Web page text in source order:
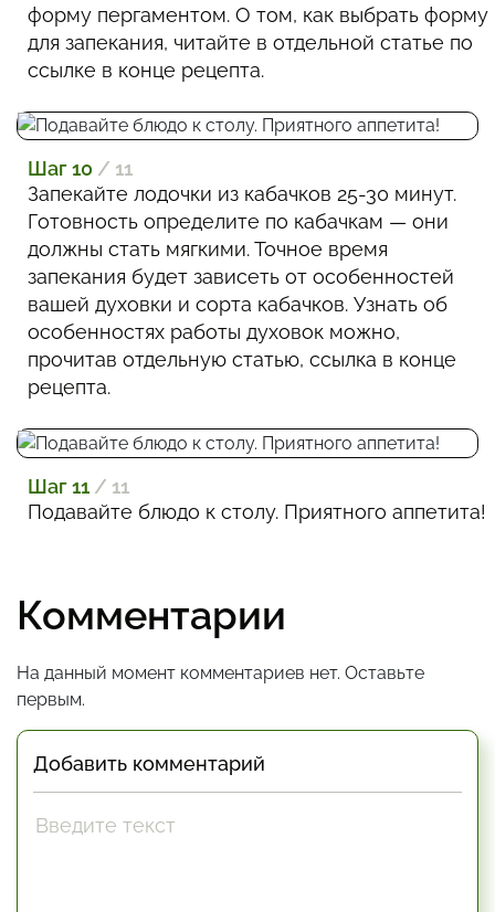
форму пергаментом. О том, как выбрать форму
для запекания, читайте в отдельной статье по
ссылке в конце рецепта.
Шаг 10 / 11
Запекайте лодочки из кабачков 25-30 минут.
Готовность определите по кабачкам — они
должны стать мягкими. Точное время
запекания будет зависеть от особенностей
вашей духовки и сорта кабачков. Узнать об
особенностях работы духовок можно,
прочитав отдельную статью, ссылка в конце
рецепта.
Шаг 11 / 11
Подавайте блюдо к столу. Приятного аппетита!
Комментарии
На данный момент комментариев нет. Оставьте
первым.
Добавить комментарий